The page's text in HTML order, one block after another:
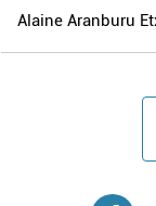
Alaine Aranburu